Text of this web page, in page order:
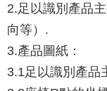
2.足以識別產品
向等）.
3.產品圖紙：
3.1足以識別產品